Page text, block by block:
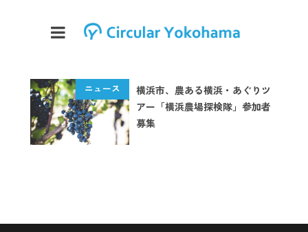
横浜市、農ある横浜・あぐりツ
アー「横浜農場探検隊」参加者
募集